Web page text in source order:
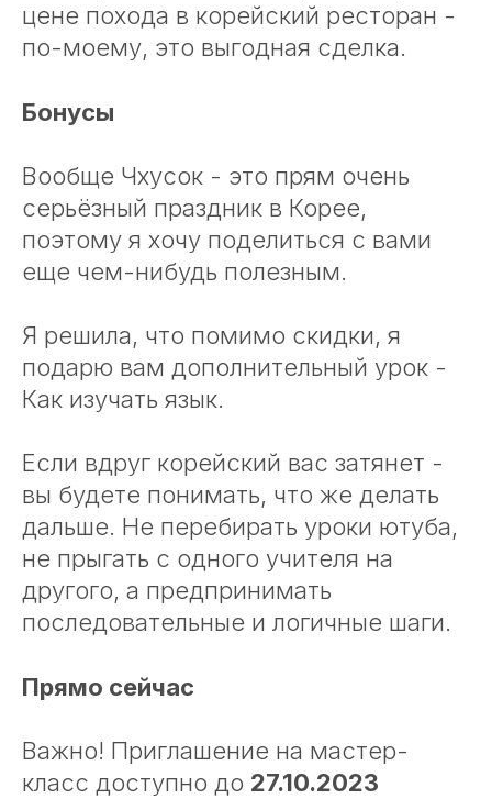
цене похода в корейский ресторан -
по-моему, это выгодная сделка.
Бонусы
Вообще Чхусок - это прям очень
серьёзный праздник в Корее,
поэтому я хочу поделиться с вами
еще чем-нибудь полезным.
Я решила, что помимо скидки, я
подарю вам дополнительный урок -
Как изучать язык.
Если вдруг корейский вас затянет -
вы будете понимать, что же делать
дальше. Не перебирать уроки ютуба,
не прыгать с одного учителя на
другого, а предпринимать
последовательные и логичные шаги.
Прямо сейчас
Важно! Приглашение на мастер-
класс доступно до 27.10.2023